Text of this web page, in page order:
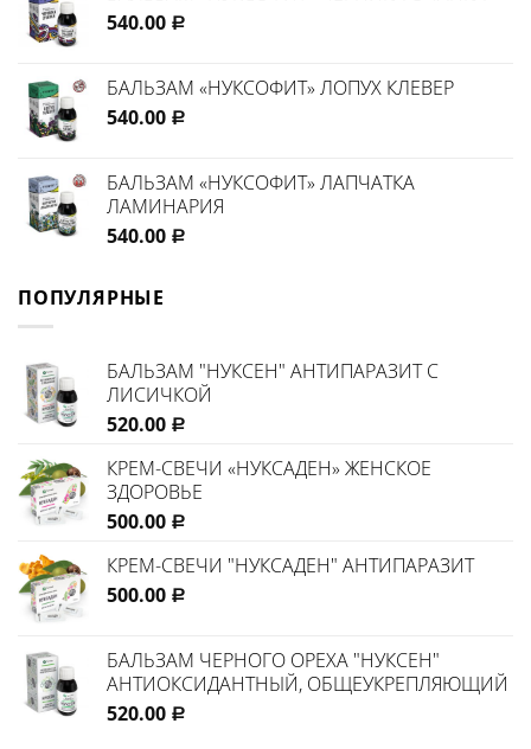
540.00 Р
БАЛЬЗАМ «НУКСОФИТ» ЛОПУХ КЛЕВЕР
540.00 Р
БАЛЬЗАМ «НУКСОФИТ» ЛАПЧАТКА
ЛАМИНАРИЯ
540.00 Р
ПОПУЛЯРНЫЕ
БАЛЬЗАМ "НУКСЕН" АНТИПАРАЗИТ С
ЛИСИЧКОЙ
520.00 Р
КРЕМ-СВЕЧИ «НУКСАДЕН» ЖЕНСКОЕ
ЗДОРОВЬЕ
500.00 Р
КРЕМ-СВЕЧИ "НУКСАДЕН" АНТИПАРАЗИТ
500.00 Р
БАЛЬЗАМ ЧЕРНОГО ОРЕХА "НУКСЕН"
АНТИОКСИДАНТНЫЙ, ОБЩЕУКРЕПЛЯЮЩИЙ
520.00 Р